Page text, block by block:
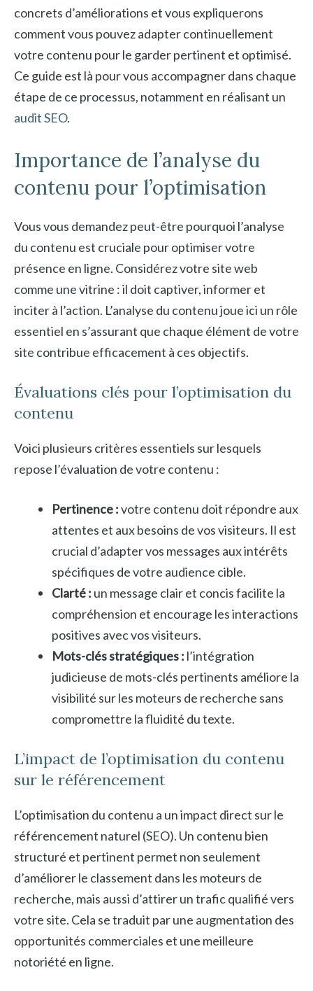
concrets d’améliorations et vous expliquerons
comment vous pouvez adapter continuellement
votre contenu pour le garder pertinent et optimisé.
Ce guide est là pour vous accompagner dans chaque
étape de ce processus, notamment en réalisant un
audit SEO.
Importance de l’analyse du
contenu pour l’optimisation
Vous vous demandez peut-être pourquoi l’analyse
du contenu est cruciale pour optimiser votre
présence en ligne. Considérez votre site web
comme une vitrine : il doit captiver, informer et
inciter à l’action. L’analyse du contenu joue ici un rôle
essentiel en s’assurant que chaque élément de votre
site contribue efficacement à ces objectifs.
Évaluations clés pour l’optimisation du
contenu
Voici plusieurs critères essentiels sur lesquels
repose l’évaluation de votre contenu :
Pertinence :votre contenu doit répondre aux
attentes et aux besoins de vos visiteurs. Il est
crucial d’adapter vos messages aux intérêts
spécifiques de votre audience cible.
Clarté : un message clair et concis facilite la
compréhension et encourage les interactions
positives avec vos visiteurs.
Mots-clés stratégiques : l’intégration
judicieuse de mots-clés pertinents améliore la
visibilité sur les moteurs de recherche sans
compromettre la fluidité du texte.
L’impact de l’optimisation du contenu
sur le référencement
L’optimisation du contenu a un impact direct sur le
référencement naturel (SEO). Un contenu bien
structuré et pertinent permet non seulement
d’améliorer le classement dans les moteurs de
recherche, mais aussi d’attirer un trafic qualifié vers
votre site. Cela se traduit par une augmentation des
opportunités commerciales et une meilleure
notoriété en ligne.